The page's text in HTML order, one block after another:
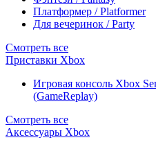
Платформер / Platformer
Для вечеринок / Party
Смотреть все
Приставки Xbox
Игровая консоль Xbox
(GameReplay)
Смотреть все
Аксессуары Xbox